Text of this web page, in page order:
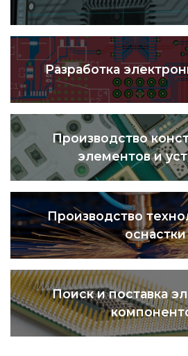
Разработка
Производство
элементов и
Производство
оснастки
Поиск и поставка